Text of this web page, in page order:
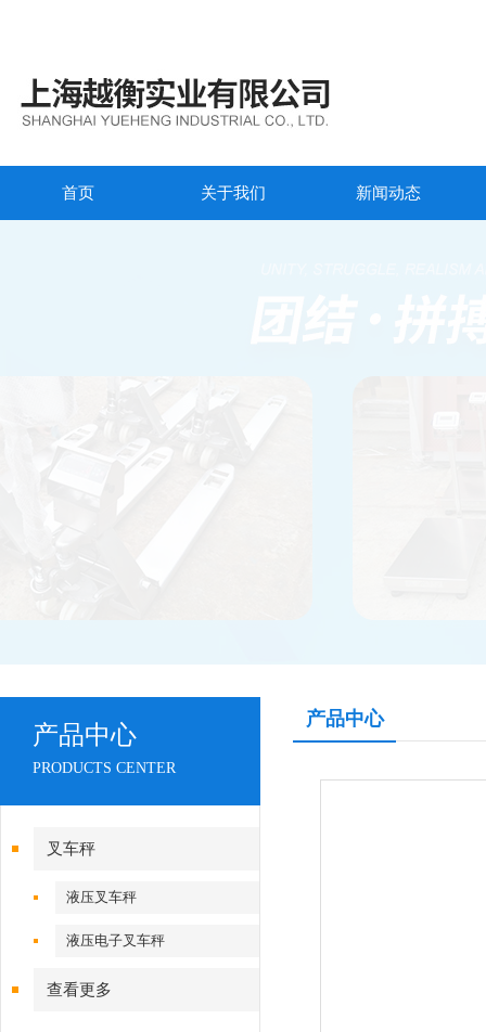
首页 关于我们 新闻动态
产品中心
PRODUCTS CENTER
叉车秤
液压叉车秤
液压电子叉车秤
查看更多
产品中心